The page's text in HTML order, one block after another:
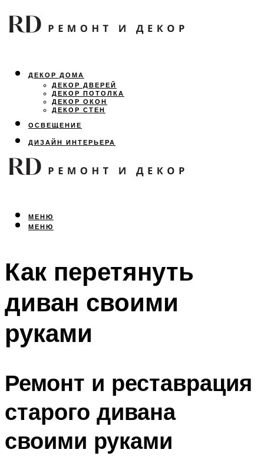
ДЕКОР ДОМА
ДЕКОР ДВЕРЕЙ
ДЕКОР ПОТОЛКА
ДЕКОР ОКОН
ДЕКОР СТЕН
ОСВЕЩЕНИЕ
ДИЗАЙН ИНТЕРЬЕРА
ЛАНДШАФТНЫЙ ДИЗАЙН
ВСЕ ПРО РЕМОНТ
МЕНЮ
МЕНЮ
Как перетянуть
диван своими
руками
Ремонт и реставрация
старого дивана
своими руками